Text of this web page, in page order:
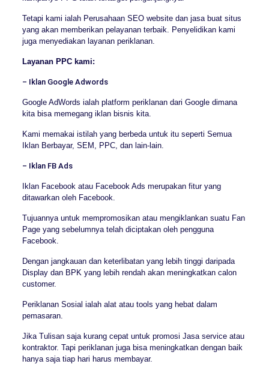
Tetapi kami ialah Perusahaan SEO website dan jasa buat situs
yang akan memberikan pelayanan terbaik. Penyelidikan kami
juga menyediakan layanan periklanan.
Layanan PPC kami:
– Iklan Google Adwords
Google AdWords ialah platform periklanan dari Google dimana
kita bisa memegang iklan bisnis kita.
Kami memakai istilah yang berbeda untuk itu seperti Semua
Iklan Berbayar, SEM, PPC, dan lain-lain.
– Iklan FB Ads
Iklan Facebook atau Facebook Ads merupakan fitur yang
ditawarkan oleh Facebook.
Tujuannya untuk mempromosikan atau mengiklankan suatu Fan
Page yang sebelumnya telah diciptakan oleh pengguna
Facebook.
Dengan jangkauan dan keterlibatan yang lebih tinggi daripada
Display dan BPK yang lebih rendah akan meningkatkan calon
customer.
Periklanan Sosial ialah alat atau tools yang hebat dalam
pemasaran.
Jika Tulisan saja kurang cepat untuk promosi Jasa service atau
kontraktor. Tapi periklanan juga bisa meningkatkan dengan baik
hanya saja tiap hari harus membayar.